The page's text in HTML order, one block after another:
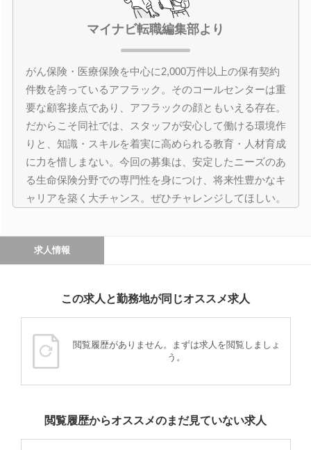
マイナビ転職編集部より
がん保険・医療保険を中心に2,000万件以上の保有契約
件数を誇っているアフラック。そのコールセンターは重
要な顧客接点であり、アフラックの顔ともいえる存在。
だからこそ同社では、スタッフが安心して働ける環境作
りと、知識・スキルを着実に高められる教育・人材育成
に力を惜しまない。今回の募集は、安定したニーズのあ
る生命保険分野での専門性を身につけ、将来性豊かなキ
ャリアを築く大チャンス。ぜひチャレンジしてほしい。
求人情報
この求人と勤務地が同じオススメ求人
閲覧履歴がありません。まずは求人を閲覧しましょ
う。
閲覧履歴からオススメのまだ見ていない求人